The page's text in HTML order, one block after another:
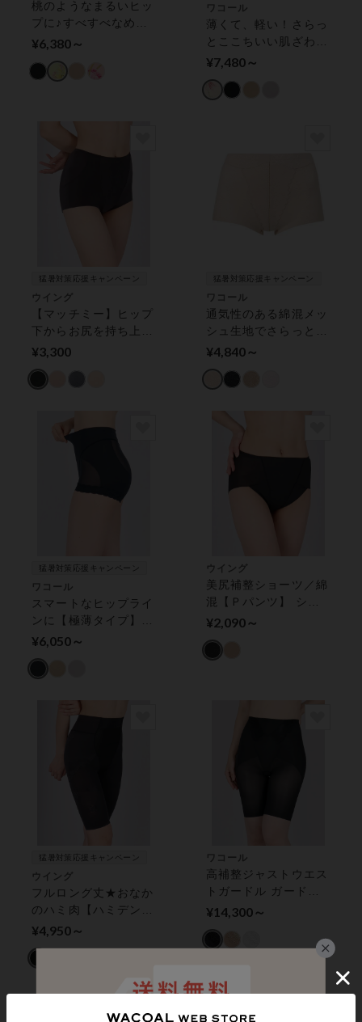
桃のようなまるいヒッ
プに♪すべすべなめら
かな肌ざわり ガード
¥6,380～
ワコール
薄くて、軽い！さらっ
とここちいい肌ざわり
【極薄タイプ】 ガー
¥7,480～
猛暑対策応援キャンペーン
ウイング
【マッチミー】ヒップ
下からお尻を持ち上げ
て上向きヒップに！マ
ードル（ショート丈）
¥3,300
猛暑対策応援キャンペーン
ワコール
通気性のある綿混メッ
シュ生地でさらっと快
適（本体素材） ガー
¥4,840～
猛暑対策応援キャンペーン
ワコール
スマートなヒップライ
ンに【極薄タイプ】
ガードル（ショート
¥6,050～
ウイング
美尻補整ショーツ／綿
混【Ｐパンツ】 ショ
ーツ
¥2,090～
猛暑対策応援キャンペーン
ウイング
フルロング丈★おなか
のハミ肉【ハミデン
ヌ】おなかすっきりサ
¥4,950～
ワコール
高補整ジャストウエス
トガードル ガードル
（ロング丈）
¥14,300～